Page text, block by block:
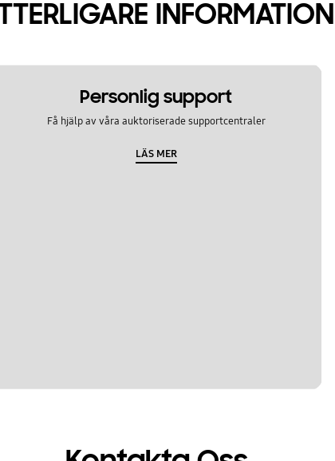
INFORMATION
Personlig support
Få hjälp av våra auktoriserade supportcentraler
LÄS MER